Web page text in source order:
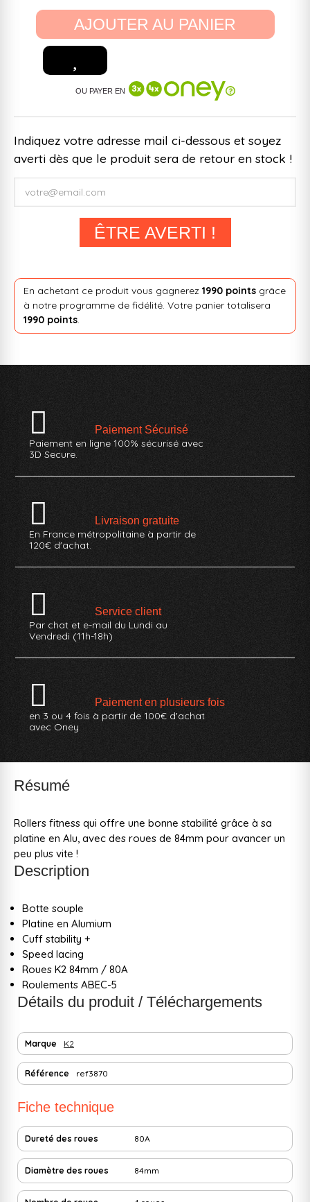
AJOUTER AU PANIER
OU PAYER EN
Indiquez votre adresse mail ci-dessous et soyez
averti dès que le produit sera de retour en stock !
ÊTRE AVERTI !
En achetant ce produit vous gagnerez 1990 pointsgrâce
à notre programme de fidélité. Votre panier totalisera
1990 points.
Paiement Sécurisé
Paiement en ligne 100% sécurisé avec
3D Secure.
Livraison gratuite
En France métropolitaine à partir de
120€ d'achat.
Service client
Par chat et e-mail du Lundi au
Vendredi (11h-18h)
Paiement en plusieurs fois
en 3 ou 4 fois à partir de 100€ d'achat
avec Oney
Résumé
Rollers fitness qui offre une bonne stabilité grâce à sa
platine en Alu, avec des roues de 84mm pour avancer un
peu plus vite !
Description
Botte souple
Platine en Alumium
Cuff stability +
Speed lacing
Roues K2 84mm / 80A
Roulements ABEC-5
Détails du produit / Téléchargements
Marque K2
Référence ref3870
Fiche technique
Dureté des roues 80A
Diamètre des roues 84mm